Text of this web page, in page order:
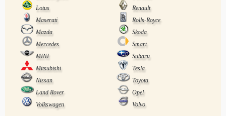
Lotus
Renault
Maserati
Rolls-Royce
Mazda
Skoda
Mercedes
Smart
MINI
Subaru
Mitsubishi
Tesla
Nissan
Toyota
Land Rover
Opel
Volkswagen
Volvo